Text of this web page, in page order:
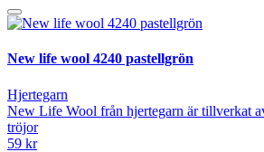
New life wool 4240 pastellgrön
Hjertegarn
New Life Wool från hjertegarn är tillverkat
tröjor
59 kr